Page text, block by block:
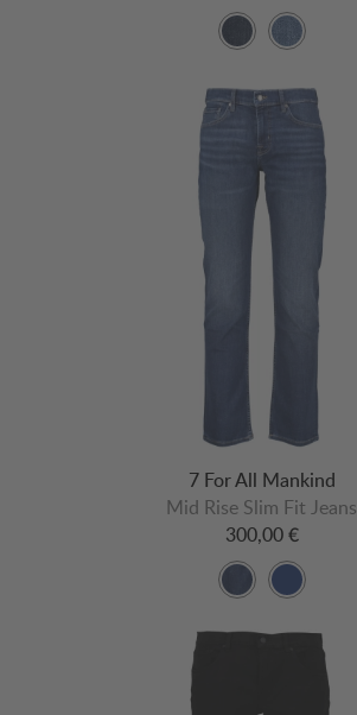
7 For All Mankind
Mid Rise Slim Fit Jeans
300,00 €